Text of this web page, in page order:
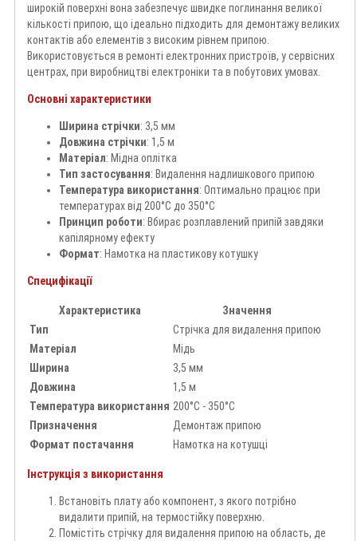
широкій поверхні вона забезпечує швидке поглинання великої
кількості припою, що ідеально підходить для демонтажу великих
контактів або елементів з високим рівнем припою.
Використовується в ремонті електронних пристроїв, у сервісних
центрах, при виробництві електроніки та в побутових умовах.
Основні характеристики
Ширина стрічки: 3,5 мм
Довжина стрічки: 1,5 м
Матеріал: Мідна оплітка
Тип застосування: Видалення надлишкового припою
Температура використання: Оптимально працює при
температурах від 200°C до 350°C
Принцип роботи: Вбирає розплавлений припій завдяки
капілярному ефекту
Формат: Намотка на пластикову котушку
Специфікації
Характеристика
Значення
Тип
Стрічка для видалення припою
Матеріал
Мідь
Ширина
3,5 мм
Довжина
1,5 м
Температура використання 200°C - 350°C
Призначення
Демонтаж припою
Формат постачання
Намотка на котушці
Інструкція з використання
Встановіть плату або компонент, з якого потрібно
видалити припій, на термостійку поверхню.
Помістіть стрічку для видалення припою на область, де